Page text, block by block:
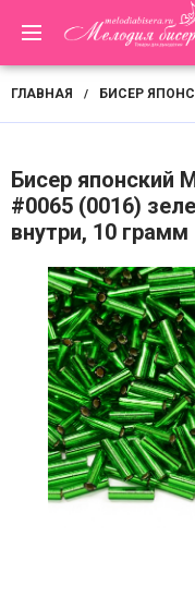
ГЛАВНАЯ / БИСЕР
Бисер японский
#0065 (0016)
внутри, 10 грамм